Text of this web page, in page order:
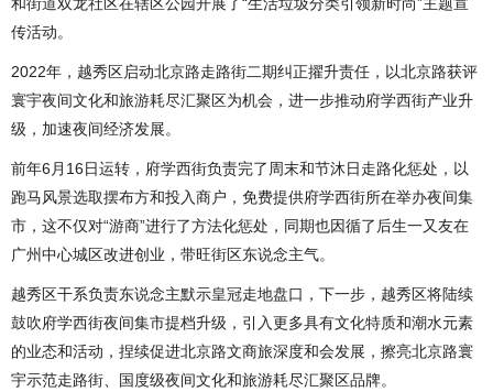
传活动。
2022年，越秀区启动北京路走路街二期纠正擢升责任，以北京路获评
寰宇夜间文化和旅游耗尽汇聚区为机会，进一步推动府学西街产业升
级，加速夜间经济发展。
前年6月16日运转，府学西街负责完了周末和节沐日走路化惩处，以
跑马风景选取摆布方和投入商户，免费提供府学西街所在举办夜间集
市，这不仅对“游商”进行了方法化惩处，同期也因循了后生一又友在
广州中心城区改进创业，带旺街区东说念主气。
越秀区干系负责东说念主默示皇冠走地盘口，下一步，越秀区将陆续
鼓吹府学西街夜间集市提档升级，引入更多具有文化特质和潮水元素
的业态和活动，捏续促进北京路文商旅深度和会发展，擦亮北京路寰
宇示范走路街、国度级夜间文化和旅游耗尽汇聚区品牌。